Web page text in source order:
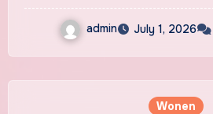
admin July 1, 2026
Wonen